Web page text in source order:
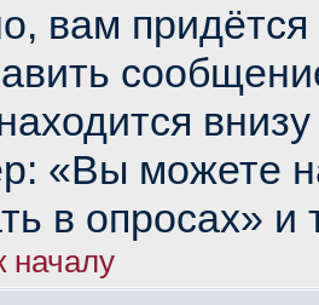
вам придётся
«Вы можете
в опросах» и
началу